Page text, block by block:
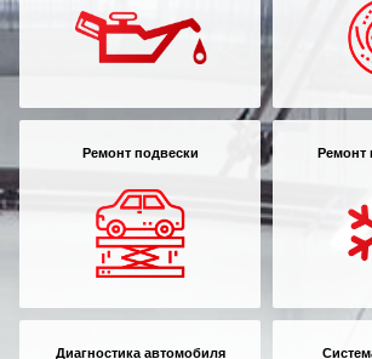
Ремонт подвески Ремонт
Диагностика автомобиля